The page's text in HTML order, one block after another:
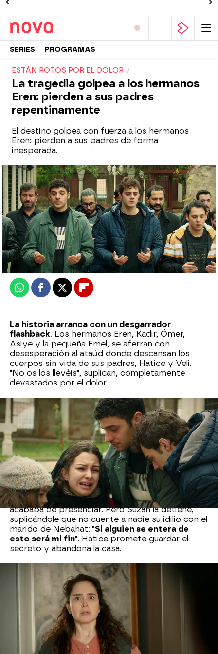
SERIES PROGRAMAS
ESTÁN ROTOS POR EL DOLOR
La tragedia golpea a los hermanos
Eren: pierden a sus padres
repentinamente
El destino golpea con fuerza a los hermanos
Eren: pierden a sus padres de forma
inesperada.
Nova
Publicado: 08 de mayo de 2025, 07:05
WhatsappFacebook
X Flipboard
La historia arranca con un desgarrador
flashback. Los hermanos Eren, Kadir, Ömer,
Asiye y la pequeña Emel, se aferran con
desesperación al ataúd donde descansan los
cuerpos sin vida de sus padres, Hatice y Veli.
"No os los llevéis", suplican, completamente
devastados por el dolor.
Tres días antes de esa escena, Hatice, madre de
los hermanos, acude a limpiar una de las casas
donde trabajaba. Cree que la vivienda estaba
vacía, pero al oír voces se alarma. Al abrir la
puerta de una de las habitaciones,se encuentra
a su jefe, el señor Akif, en la cama con su
amante, Suzan.
Sobrecogida por la situación, Hatice sale
corriendo de la habitación, abrumada por lo que
acababa de presenciar. Pero Suzan la detiene,
suplicándole que no cuente a nadie su idilio con el
marido de Nebahat: "Si alguien se entera de
esto será mi fin". Hatice promete guardar el
secreto y abandona la casa.
Akif la sorprende ofreciéndose a llevarla a casa.
Aunque al principio ella se muestra reticente,
acaba aceptando ante su insistencia. Durante el
trayecto,el empresario intenta sobornarla
una gran suma de dinero a cambio de su silencio.
Pero antes de que pudiera responder, un camión
se cruza en su camino, provocando un
accidente.